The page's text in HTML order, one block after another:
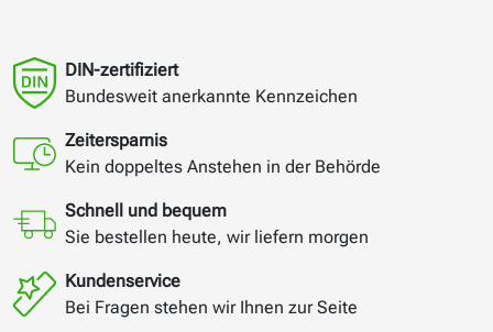
DIN-zertifiziert
Bundesweit anerkannte Kennzeichen
Zeitersparnis
Kein doppeltes Anstehen in der Behörde
Schnell und bequem
Sie bestellen heute, wir liefern morgen
Kundenservice
Bei Fragen stehen wir Ihnen zur Seite